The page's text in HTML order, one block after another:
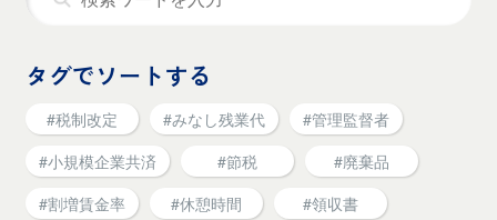
タグでソートする
#税制改定 #みなし残業代
#管理監督者
#小規模企業共済
#節税
#廃棄品
#割増賃金率
#休憩時間
#領収書